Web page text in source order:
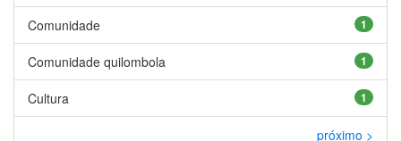
1
Comunidade
1
Comunidade quilombola
1
Cultura
próximo >